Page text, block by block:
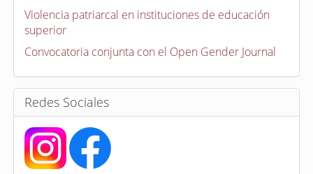
a
t
o
r
a
s
Violencia patriarcal en instituciones de educación
superior
Convocatoria conjunta con el Open Gender Journal
Redes Sociales